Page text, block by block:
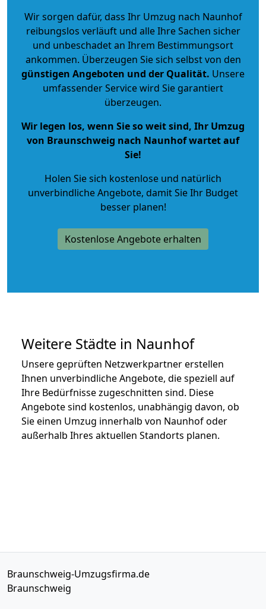
Wir sorgen dafür, dass Ihr Umzug nach Naunhof
reibungslos verläuft und alle Ihre Sachen sicher
und unbeschadet an Ihrem Bestimmungsort
ankommen. Überzeugen Sie sich selbst von den
günstigen Angeboten und der Qualität. Unsere
umfassender Service wird Sie garantiert
überzeugen.
Wir legen los, wenn Sie so weit sind, Ihr Umzug
von Braunschweig nach Naunhof wartet auf
Sie!
Holen Sie sich kostenlose und natürlich
unverbindliche Angebote, damit Sie Ihr Budget
besser planen!
Kostenlose Angebote erhalten
Weitere Städte in Naunhof
Unsere geprüften Netzwerkpartner erstellen
Ihnen unverbindliche Angebote, die speziell auf
Ihre Bedürfnisse zugeschnitten sind. Diese
Angebote sind kostenlos, unabhängig davon, ob
Sie einen Umzug innerhalb von Naunhof oder
außerhalb Ihres aktuellen Standorts planen.
Braunschweig-Umzugsfirma.de
Braunschweig